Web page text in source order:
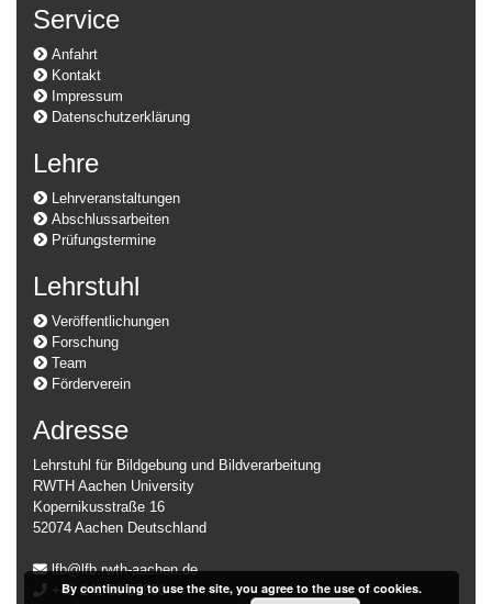
Service
Anfahrt
Kontakt
Impressum
Datenschutzerklärung
Lehre
Lehrveranstaltungen
Abschlussarbeiten
Prüfungstermine
Lehrstuhl
Veröffentlichungen
Forschung
Team
Förderverein
Adresse
Lehrstuhl für Bildgebung und Bildverarbeitung
RWTH Aachen University
Kopernikusstraße 16
52074 Aachen Deutschland
lfb@lfb.rwth-aachen.de
+49 241 80 27860
By continuing to use the site, you agree to the use of cookies.